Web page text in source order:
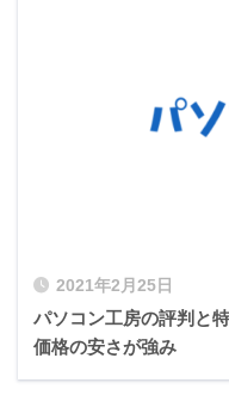
2021年2月25日
パソコン工房の評判と
価格の安さが強み